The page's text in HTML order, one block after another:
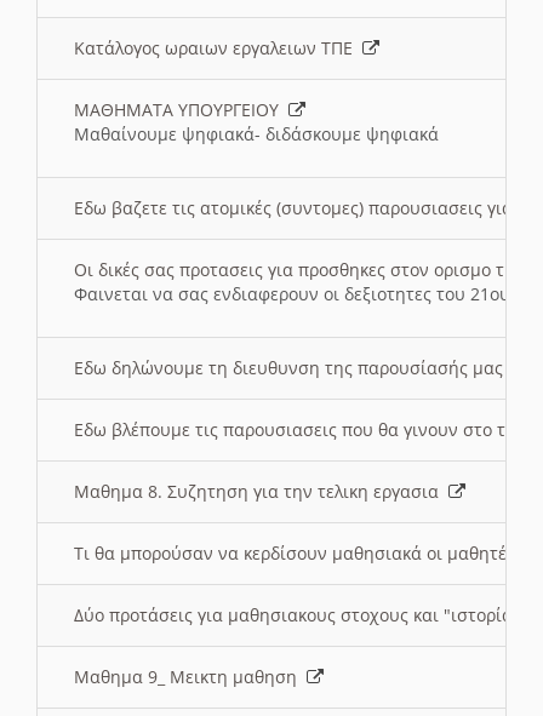
Κατάλογος ωραιων εργαλειων ΤΠΕ
ΜΑΘΗΜΑΤΑ ΥΠΟΥΡΓΕΙΟΥ
Μαθαίνουμε ψηφιακά- διδάσκουμε ψηφιακά
Εδω βαζετε τις ατομικές (συντομες) παρουσιασεις για
Οι δικές σας προτασεις για προσθηκες στον ορισμο
Φαινεται να σας ενδιαφερουν οι δεξιοτητες του 21ου
Εδω δηλώνουμε τη διευθυνση της παρουσίασής μας
Εδω βλέπουμε τις παρουσιασεις που θα γινουν στο
Μαθημα 8. Συζητηση για την τελικη εργασια
Τι θα μπορούσαν να κερδίσουν μαθησιακά οι μαθητές/
Δύο προτάσεις για μαθησιακους στοχους και "ιστορία"
Μαθημα 9_ Μεικτη μαθηση